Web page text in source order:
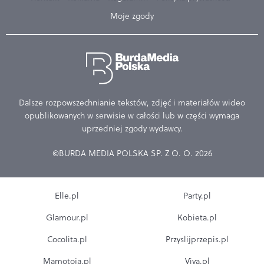
Moje zgody
Dalsze rozpowszechnianie tekstów, zdjęć i materiałów wideo
opublikowanych w serwisie w całości lub w części wymaga
uprzedniej zgody wydawcy.
©BURDA MEDIA POLSKA SP. Z O. O. 2026
Elle.pl
Glamour.pl
Cocolita.pl
Mamotoja.pl
Party.pl
Kobieta.pl
Przyslijprzepis.pl
Viva.pl